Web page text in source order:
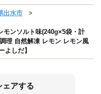
出水市
モンソルト味(240g×5袋・計
理 自然解凍 レモン レモン風
よしだ】
ェアする